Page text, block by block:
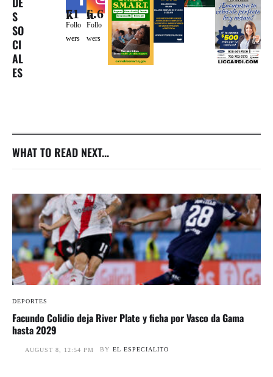
S
SO
CI
AL
ES
71k
Follo
wers
6.6k
Follo
wers
WHAT TO READ NEXT...
DEPORTES
Facundo Colidio deja River Plate y ficha por Vasco da Gama
hasta 2029
AUGUST 8, 12:54 PM BY EL ESPECIALITO